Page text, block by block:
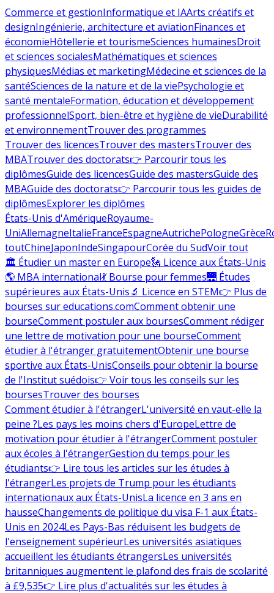
Commerce et gestionInformatique et IAArts créatifs et
designIngénierie, architecture et aviationFinances et
économieHôtellerie et tourismeSciences humainesDroit
et sciences socialesMathématiques et sciences
physiquesMédias et marketingMédecine et sciences de la
santéSciences de la nature et de la viePsychologie et
santé mentaleFormation, éducation et développement
professionnelSport, bien-être et hygiène de vieDurabilité
et environnementTrouver des programmes
Trouver des licencesTrouver des mastersTrouver des
MBATrouver des doctorats👉 Parcourir tous les
diplômesGuide des licencesGuide des mastersGuide des
MBAGuide des doctorats👉 Parcourir tous les guides de
diplômesExplorer les diplômes
États-Unis d'AmériqueRoyaume-
UniAllemagneItalieFranceEspagneAutrichePologneGrèce
toutChineJaponIndeSingapourCorée du SudVoir tout
🏛 Étudier un master en Europe🗽 Licence aux États-Unis
🌎 MBA international💃 Bourse pour femmes🌉 Études
supérieures aux États-Unis🔬 Licence en STEM👉 Plus de
bourses sur educations.comComment obtenir une
bourseComment postuler aux boursesComment rédiger
une lettre de motivation pour une bourseComment
étudier à l'étranger gratuitementObtenir une bourse
sportive aux États-UnisConseils pour obtenir la bourse
de l'Institut suédois👉 Voir tous les conseils sur les
boursesTrouver des bourses
Comment étudier à l'étrangerL'université en vaut-elle la
peine ?Les pays les moins chers d'EuropeLettre de
motivation pour étudier à l'étrangerComment postuler
aux écoles à l'étrangerGestion du temps pour les
étudiants👉 Lire tous les articles sur les études à
l'étrangerLes projets de Trump pour les étudiants
internationaux aux États-UnisLa licence en 3 ans en
hausseChangements de politique du visa F-1 aux États-
Unis en 2024Les Pays-Bas réduisent les budgets de
l'enseignement supérieurLes universités asiatiques
accueillent les étudiants étrangersLes universités
britanniques augmentent le plafond des frais de scolarité
à £9,535👉 Lire plus d'actualités sur les études à